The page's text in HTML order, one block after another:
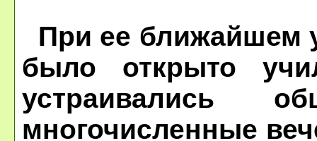
При ее ближайшем
было открыто
устраивались
многочисленные